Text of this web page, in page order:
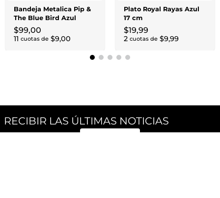
Bandeja Metalica Pip &
The Blue Bird Azul
$99,00
11 cuotas de $9,00
Plato Royal Rayas Azul
17 cm
$19,99
2 cuotas de $9,99
RECIBIR LAS ÚLTIMAS NOTICIAS